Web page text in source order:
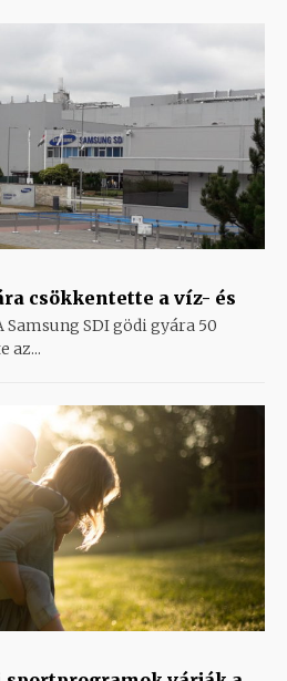
csökkentette a víz- és
Samsung SDI gödi gyára 50
az...